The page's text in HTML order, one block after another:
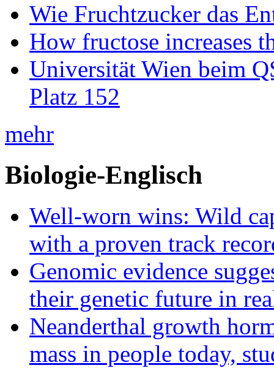
Wie Fruchtzucker das
How fructose increases
Universität Wien beim
Platz 152
mehr
Biologie-Englisch
Well-worn wins: Wild
with a proven track
Genomic evidence
their genetic future in
Neanderthal growth
mass in people today,